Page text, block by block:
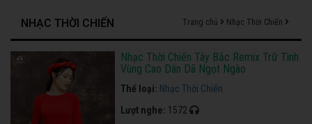
NHẠC THỜI CHIẾN Trang chủ Nhạc Thời Chiến
Nhạc Thời Chiến Tây Bắc Remix Trữ Tình
Vùng Cao Dân Dã Ngọt Ngào
Thể loại: Nhạc Thời Chiến
Lượt nghe: 1572